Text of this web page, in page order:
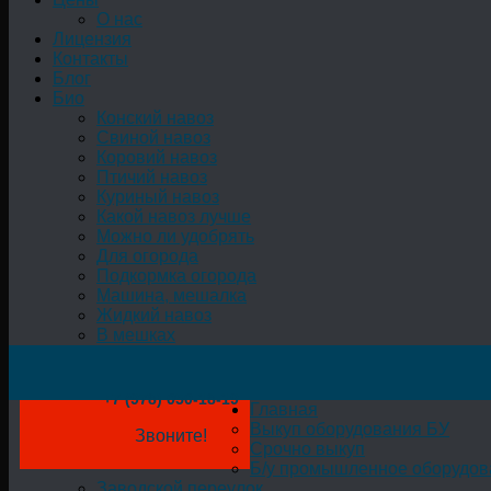
О нас
Лицензия
Контакты
Блог
Био
Конский навоз
Свиной навоз
Коровий навоз
Птичий навоз
Куриный навоз
Какой навоз лучше
Можно ли удобрять
Для огорода
Подкормка огорода
Машина, мешалка
Жидкий навоз
В мешках
+7 (978) 050-18-19
Звоните!
Главная
Выкуп оборудования БУ
Срочно выкуп
Б/у промышленное